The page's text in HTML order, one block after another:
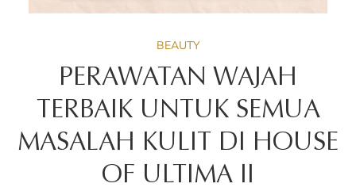
BEAUTY
PERAWATAN WAJAH
TERBAIK UNTUK SEMUA
MASALAH KULIT DI HOUSE
OF ULTIMA II